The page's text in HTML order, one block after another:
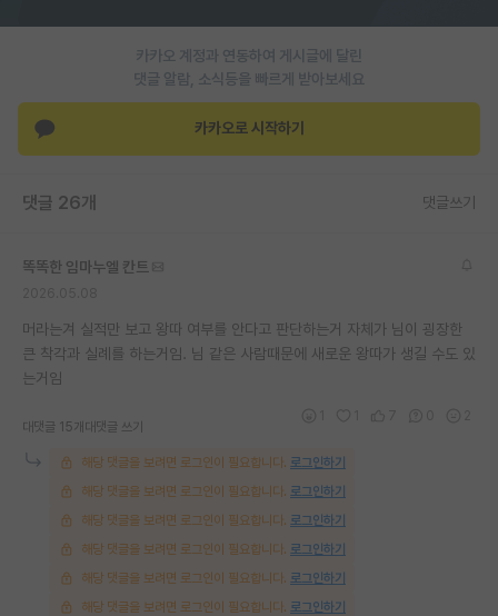
반도체/AI 게시판
장학금/장학생 게시판
홍보 게시판
커리어
반도체 아카데미
재팬라운지 🌸
카카오 계정과 연동하여 게시글에 달린
댓글 알람, 소식등을 빠르게 받아보세요
카카오로 시작하기
댓글 26개 댓글쓰기
똑똑한 임마누엘 칸트
머라는겨 실적만 보고 왕따 여부를 안다고 판단하는거 자체가 님이 굉장한
큰 착각과 실례를 하는거임. 님 같은 사람때문에 새로운 왕따가 생길 수도 있
는거임
대댓글 15개 대댓글 쓰기
해당 댓글을 보려면 로그인이 필요합니다. 로그인하기
해당 댓글을 보려면 로그인이 필요합니다. 로그인하기
해당 댓글을 보려면 로그인이 필요합니다. 로그인하기
해당 댓글을 보려면 로그인이 필요합니다. 로그인하기
해당 댓글을 보려면 로그인이 필요합니다. 로그인하기
해당 댓글을 보려면 로그인이 필요합니다. 로그인하기